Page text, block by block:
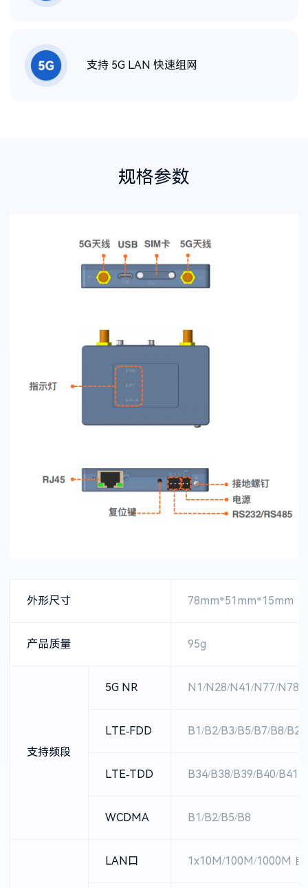
支持 5G LAN 快速组网
规格参数
外形尺寸 78mm*51mm*15mm
产品质量 95g
支持频段
5G NR N1/N28/N41/N77/N78/
LTE-FDD B1/B2/B3/B5/B7/B8/
LTE-TDD B34/B38/B39/B40/B41
WCDMA B1/B2/B5/B8
LAN口 1x10M/100M/1000M 自